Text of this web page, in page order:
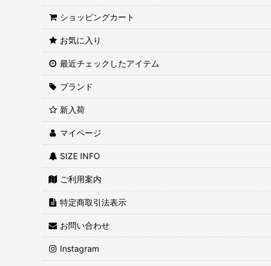
ショッピングカート
お気に入り
最近チェックしたアイテム
ブランド
新入荷
マイページ
SIZE INFO
ご利用案内
特定商取引法表示
お問い合わせ
Instagram